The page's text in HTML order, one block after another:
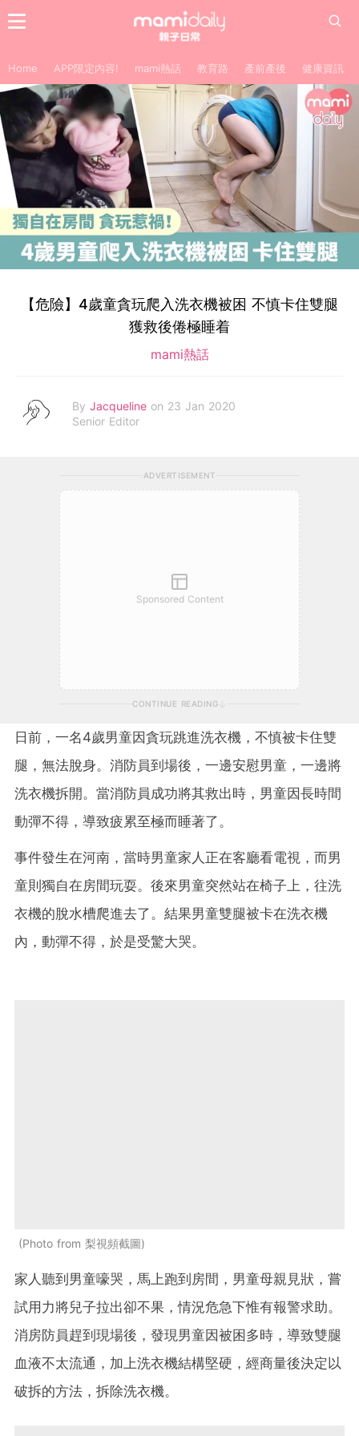
Home APP限定內容! mami熱話 教育路 產前產後 健康資訊
【危險】4歲童貪玩爬入洗衣機被困 不慎卡住雙腿
獲救後倦極睡着
mami熱話
By Jacqueline on 23 Jan 2020
Senior Editor
ADVERTISEMENT
Sponsored Content
CONTINUE READING
日前，一名4歲男童因貪玩跳進洗衣機，不慎被卡住雙
腿，無法脫身。消防員到場後，一邊安慰男童，一邊將
洗衣機拆開。當消防員成功將其救出時，男童因長時間
動彈不得，導致疲累至極而睡著了。
事件發生在河南，當時男童家人正在客廳看電視，而男
童則獨自在房間玩耍。後來男童突然站在椅子上，往洗
衣機的脫水槽爬進去了。結果男童雙腿被卡在洗衣機
內，動彈不得，於是受驚大哭。
Photo from 梨視頻截圖
家人聽到男童嚎哭，馬上跑到房間，男童母親見狀，嘗
試用力將兒子拉出卻不果，情況危急下惟有報警求助。
消房防員趕到現場後，發現男童因被困多時，導致雙腿
血液不太流通，加上洗衣機結構堅硬，經商量後決定以
破拆的方法，拆除洗衣機。